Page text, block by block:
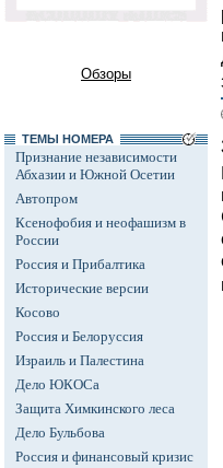
Обзоры
ТЕМЫ НОМЕРА
Признание независимости
Абхазии и Южной Осетии
Автопром
Ксенофобия и неофашизм в
России
Россия и Прибалтика
Исторические версии
Косово
Россия и Белоруссия
Израиль и Палестина
Дело ЮКОСа
Защита Химкинского леса
Дело Бульбова
Россия и финансовый кризис